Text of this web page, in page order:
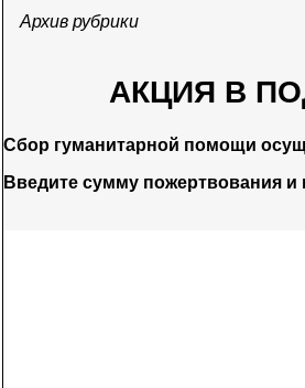
Архив рубрики
АКЦИЯ В
Сбор гуманитарной помощи
Введите сумму пожертвования